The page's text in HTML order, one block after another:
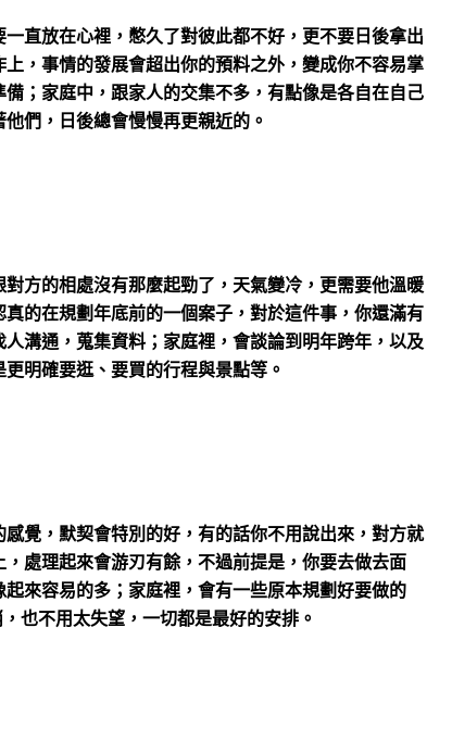
直放在心裡，憋久了對彼此都不好，更不要日後拿出
，事情的發展會超出你的預料之外，變成你不容易掌
；家庭中，跟家人的交集不多，有點像是各自在自己
們，日後總會慢慢再更親近的。
方的相處沒有那麼起勁了，天氣變冷，更需要他溫暖
的在規劃年底前的一個案子，對於這件事，你還滿有
溝通，蒐集資料；家庭裡，會談論到明年跨年，以及
明確要逛、要買的行程與景點等。
覺，默契會特別的好，有的話你不用說出來，對方就
處理起來會游刃有餘，不過前提是，你要去做去面
來容易的多；家庭裡，會有一些原本規劃好要做的
也不用太失望，一切都是最好的安排。